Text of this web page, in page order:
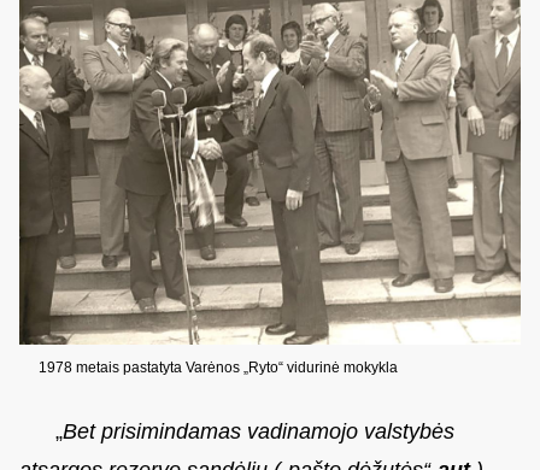
1978 metais pastatyta Varėnos „Ryto“ vidurinė mokykla
„Bet prisimindamas vadinamojo valstybės